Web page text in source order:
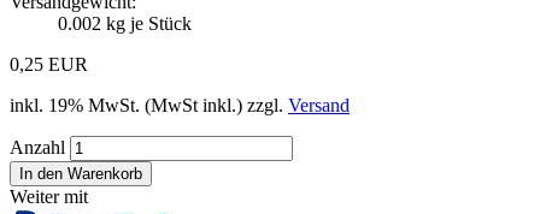
0.002 kg je Stück
0,25 EUR
inkl. 19% MwSt. (MwSt inkl.) zzgl. Versand
Anzahl
Weiter mit